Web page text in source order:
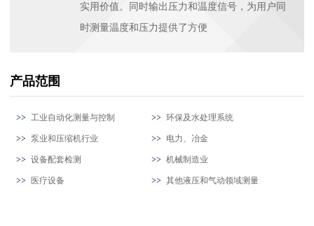
实用价值。同时输出压力和温度信号，为用户同
时测量温度和压力提供了方便
产品范围
工业自动化测量与控制 环保及水处理系统
泵业和压缩机行业 电力、冶金
设备配套检测 机械制造业
医疗设备 其他液压和气动领域测量